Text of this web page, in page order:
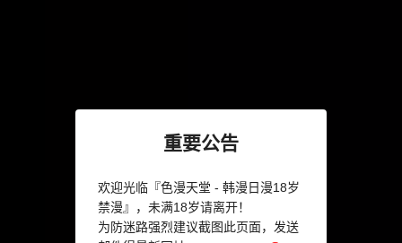
重要公告
欢迎光临『色漫天堂 - 韩漫日漫18岁
禁漫』，未满18岁请离开！
为防迷路强烈建议截图此页面，发送